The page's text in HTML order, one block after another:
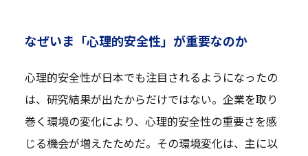
なぜいま「心理的安全性」が重要なのか
心理的安全性が日本でも注目されるようになったの
は、研究結果が出たからだけではない。企業を取り
巻く環境の変化により、心理的安全性の重要さを感
じる機会が増えたためだ。その環境変化は、主に以